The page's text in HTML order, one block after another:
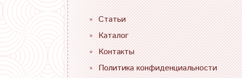
Статьи
Каталог
Контакты
Политика конфиденциальности